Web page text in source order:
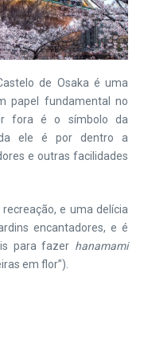
de Osaka é uma
papel fundamental no
fora é o símbolo da
ele é por dentro a
e outras facilidades
e uma delícia
encantadores, e é
para fazer hanamami
em flor”).